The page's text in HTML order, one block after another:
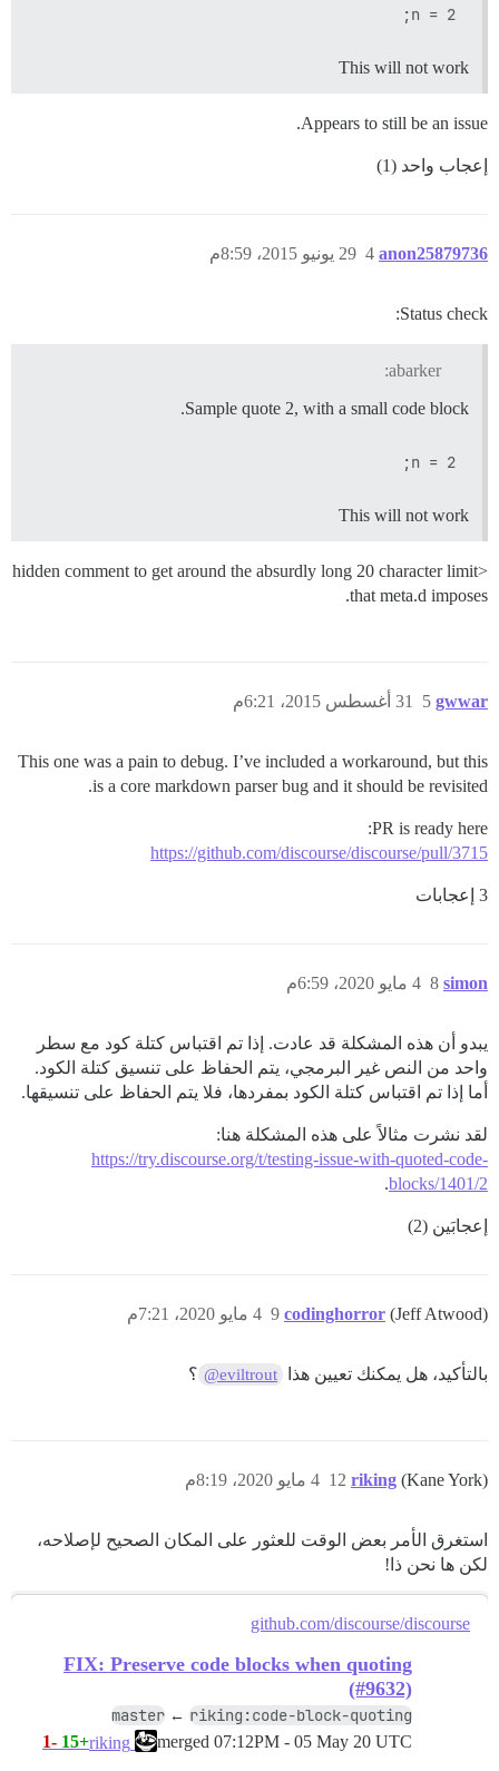
n = 2;
This will not work
Appears to still be an issue.
إعجاب واحد (1)
anon25879736 29 يونيو 2015، 8:59م 4
Status check:
abarker:
Sample quote 2, with a small code block.
n = 2;
This will not work
<hidden comment to get around the absurdly long 20 character limit
that meta.d imposes.
gwwar 31 أغسطس 2015، 6:21م 5
This one was a pain to debug. I’ve included a workaround, but this
is a core markdown parser bug and it should be revisited.
PR is ready here:
https://github.com/discourse/discourse/pull/3715
3 إعجابات
simon 4 مايو 2020، 6:59م 8
يبدو أن هذه المشكلة قد عادت. إذا تم اقتباس كتلة كود مع سطر
واحد من النص غير البرمجي، يتم الحفاظ على تنسيق كتلة الكود.
أما إذا تم اقتباس كتلة الكود بمفردها، فلا يتم الحفاظ على تنسيقها.
لقد نشرت مثالاً على هذه المشكلة هنا:
https://try.discourse.org/t/testing-issue-with-quoted-code-
blocks/1401/2
.
إعجابَين (2)
codinghorror (Jeff Atwood) 4 مايو 2020، 7:21م 9
بالتأكيد، هل يمكنك تعيين هذا @eviltrout ؟
riking (Kane York) 4 مايو 2020، 8:19م 12
استغرق الأمر بعض الوقت للعثور على المكان الصحيح لإصلاحه،
لكن ها نحن ذا!
github.com/discourse/discourse
FIX: Preserve code blocks when quoting
(#9632)
master ← riking:code-block-quoting
merged 07:12PM - 05 May 20 UTC
+15
-1